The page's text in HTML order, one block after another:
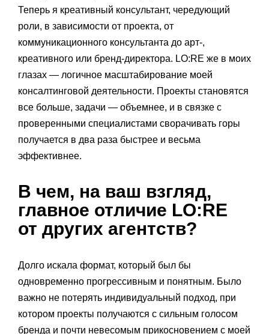
Теперь я креативный консультант, чередующий
роли, в зависимости от проекта, от
коммуникационного консультанта до арт-,
креативного или бренд-директора. LO:RE же в моих
глазах — логичное масштабирование моей
консалтинговой деятельности. Проекты становятся
все больше, задачи — объемнее, и в связке с
проверенными специалистами сворачивать горы
получается в два раза быстрее и весьма
эффективнее.
В чем, на ваш взгляд,
главное отличие LO:RE
от других агентств?
Долго искала формат, который был бы
одновременно прогрессивным и понятным. Было
важно не потерять индивидуальный подход, при
котором проекты получаются с сильным голосом
бренда и почти невесомым прикосновением с моей